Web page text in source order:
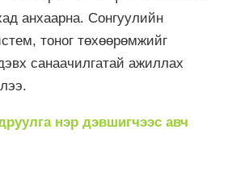
анхаарна. Сонгуулийн
тоног төхөөрөмжийг
санаачилгатай ажиллах
нэр дэвшигчээс авч